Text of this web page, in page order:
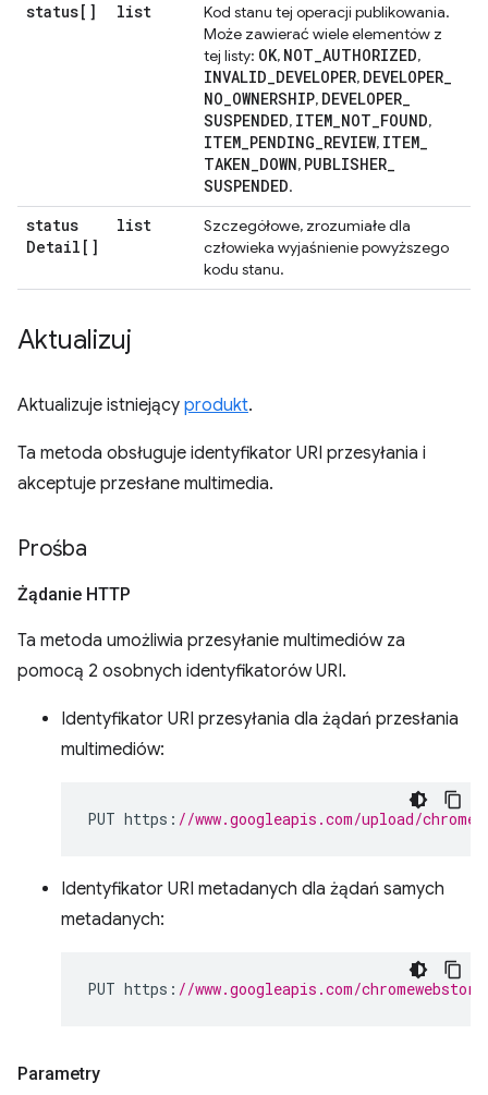
status[] list
Kod stanu tej operacji publikowania.
Może zawierać wiele elementów z
tej listy: OK, NOT_AUTHORIZED,
INVALID_DEVELOPER, DEVELOPER_
NO_OWNERSHIP, DEVELOPER_
SUSPENDED, ITEM_NOT_FOUND,
ITEM_PENDING_REVIEW, ITEM_
TAKEN_DOWN, PUBLISHER_
SUSPENDED.
status
Detail[]
list
Szczegółowe, zrozumiałe dla
człowieka wyjaśnienie powyższego
kodu stanu.
Aktualizuj
Aktualizuje istniejący produkt.
Ta metoda obsługuje identyfikator URI przesyłania i
akceptuje przesłane multimedia.
Prośba
Żądanie HTTP
Ta metoda umożliwia przesyłanie multimediów za
pomocą 2 osobnych identyfikatorów URI.
Identyfikator URI przesyłania dla żądań przesłania
multimediów:
PUT https : //www.googleapis.com/upload/
Identyfikator URI metadanych dla żądań samych
metadanych:
PUT https : //www.googleapis.com/
Parametry